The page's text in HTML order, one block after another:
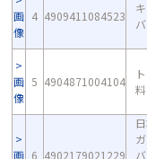
画
像
4 4909411084523
画
像
5 4904871004104
料
画 6 4902179021229